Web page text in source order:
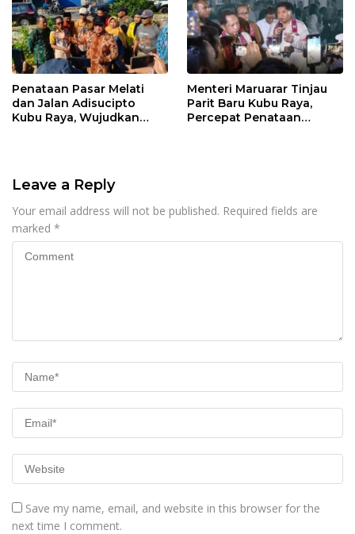
Penataan Pasar Melati
dan Jalan Adisucipto
Kubu Raya, Wujudkan
Menteri Maruarar Tinjau
Parit Baru Kubu Raya,
Percepat Penataan
Leave a Reply
Your email address will not be published. Required fields are
marked *
Save my name, email, and website in this browser for the
next time I comment.